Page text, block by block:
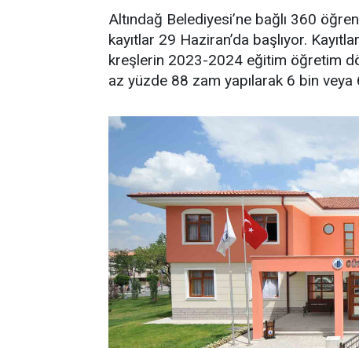
Altındağ Belediyesi’ne bağlı 360
kayıtlar 29 Haziran’da başlıyor.
kreşlerin 2023-2024 eğitim öğretim
az yüzde 88 zam yapılarak 6 bin